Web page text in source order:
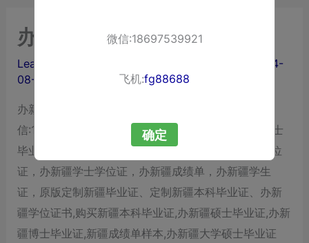
办新疆大专毕业证
Leave a Comment
2024-
08-05
办新疆大专毕业证，办理新疆中专毕业证TEL/微
信:15207492032〗 代办新疆本科毕业证，办新疆博士
毕业证，代办新疆毕业证，办新疆毕业证，办新疆学位
证，办新疆学士学位证，办新疆成绩单，办新疆学生
证，原版定制新疆毕业证、定制新疆本科毕业证、办新
疆学位证书,购买新疆本科毕业证,办新疆硕士毕业证,办新
疆博士毕业证,新疆成绩单样本,办新疆大学硕士毕业证
微信:18697539921
飞机:fg88688
确定